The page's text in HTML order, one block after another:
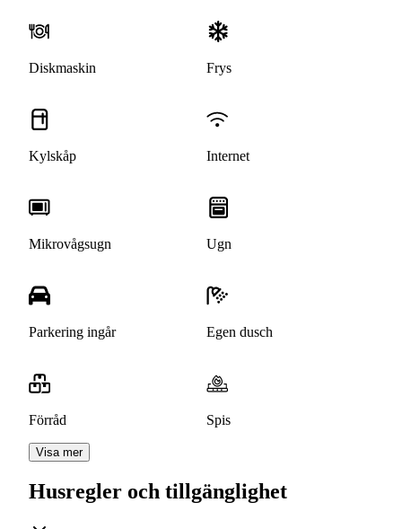
Diskmaskin Frys
Kylskåp Internet
Mikrovågsugn Ugn
Parkering ingår Egen dusch
Förråd Spis
Visa mer
Husregler och tillgänglighet